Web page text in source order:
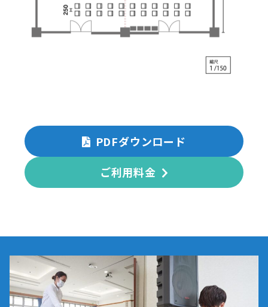
PDFダウンロード
ご利用料金